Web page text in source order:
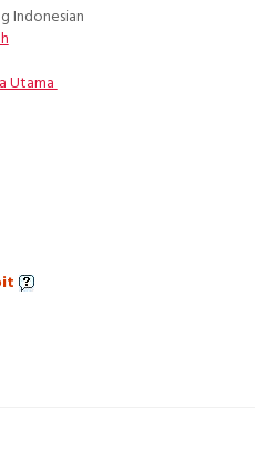
Indonesian
Utama